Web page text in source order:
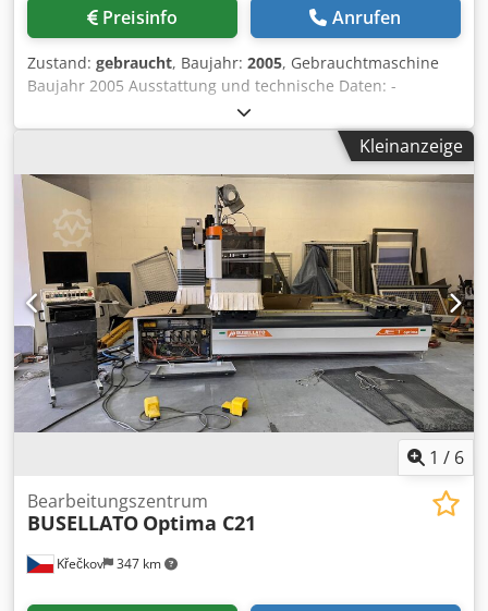
Preisinfo Anrufen
Zustand: gebraucht, Baujahr: 2005, Gebrauchtmaschine
Baujahr 2005 Ausstattung und technische Daten: -
Konsolenmaschine (6 Stück) - Verfahrmaße: X = 3490 mm Y
= 1690 mm Z = 205 mm - Bearbeitungmaße: X = 3050 mm
Werkzeugradius) 1345 mm Z = 150 mm - Bohrkopf TF 20 -
Leistung 2,2 kW - 8 Vertikal-Spindeln, Spindelabstand 32
mm in X - 6 Vertikal-Spindeln, Spindelabstand 32 mm in Y -
2+2 Horizontalspindeln in X - 1+1 Horizontalspindeln in Y -
mit integriertem Nutsägblatt 120 mm - mit
Elektrofrässpindel 9,2 kW mit ISO-30-Aufnahme - mit C-
Achse - mit Winkelaggregat - mit Werkzeugwechsler 12-
fach - mit Werkzeugwechselplatz für Winkelaggregate - mit
Vakuumpumpe 80-100 m³/h - Gesamtanschlusswert 16 kW
- Druckluft 6 bar - Druckluftverbrauch 210 NL/m -
Absaugstutzen 250 mm - Absaugvolumen 5300 m³/h -
Absauggeschwindigkeit 30 m/sec - Maße: 5940 x 3800 x
2510 mm - Gewicht: 3700 kg Verfügbarkeit: kurzfristig
Kleinanzeige
1 / 6
Křečkov 347 km
Bearbeitungszentrum
BUSELLATO Optima C21